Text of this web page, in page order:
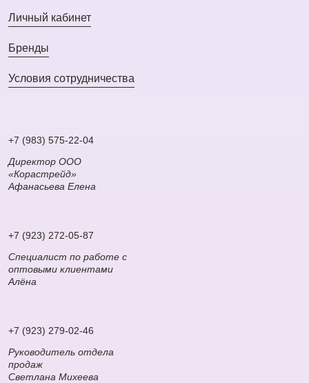
Личный кабинет
Бренды
Условия сотрудничества
+7 (983) 575-22-04
Директор ООО
«Корастрейд»
Афанасьева Елена
+7 (923) 272-05-87
Специалист по работе с
оптовыми клиентами
Алёна
+7 (923) 279-02-46
Руководитель отдела
продаж
Светлана Михеева